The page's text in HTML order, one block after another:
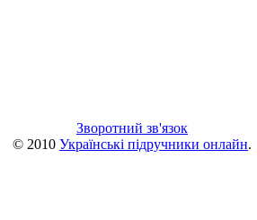
Зворотний зв'язок
© 2010 Українські підручники онлайн.